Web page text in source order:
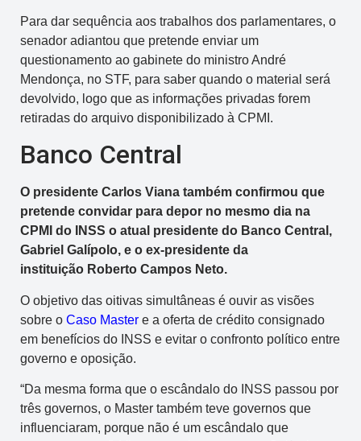
Para dar sequência aos trabalhos dos parlamentares, o
senador adiantou que pretende enviar um
questionamento ao gabinete do ministro André
Mendonça, no STF, para saber quando o material será
devolvido, logo que as informações privadas forem
retiradas do arquivo disponibilizado à CPMI.
Banco Central
O presidente Carlos Viana também confirmou que
pretende convidar para depor no mesmo dia na
CPMI do INSS o atual presidente do Banco Central,
Gabriel Galípolo, e o ex-presidente da
instituição Roberto Campos Neto.
O objetivo das oitivas simultâneas é ouvir as visões
sobre o Caso Master e a oferta de crédito consignado
em benefícios do INSS e evitar o confronto político entre
governo e oposição.
“Da mesma forma que o escândalo do INSS passou por
três governos, o Master também teve governos que
influenciaram, porque não é um escândalo que